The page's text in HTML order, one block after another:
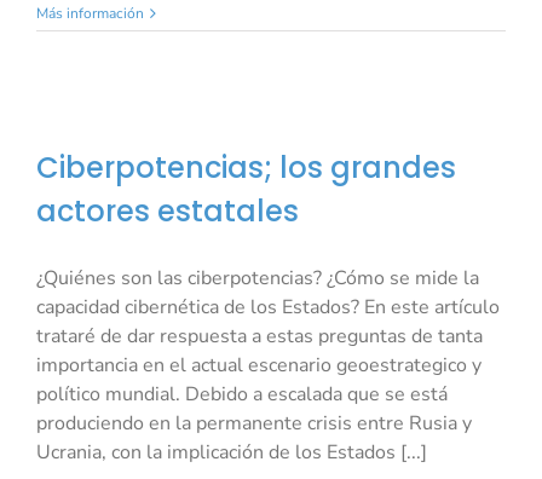
Más información
Ciberpotencias; los grandes
actores estatales
¿Quiénes son las ciberpotencias? ¿Cómo se mide la
capacidad cibernética de los Estados? En este artículo
trataré de dar respuesta a estas preguntas de tanta
importancia en el actual escenario geoestrategico y
político mundial. Debido a escalada que se está
produciendo en la permanente crisis entre Rusia y
Ucrania, con la implicación de los Estados [...]